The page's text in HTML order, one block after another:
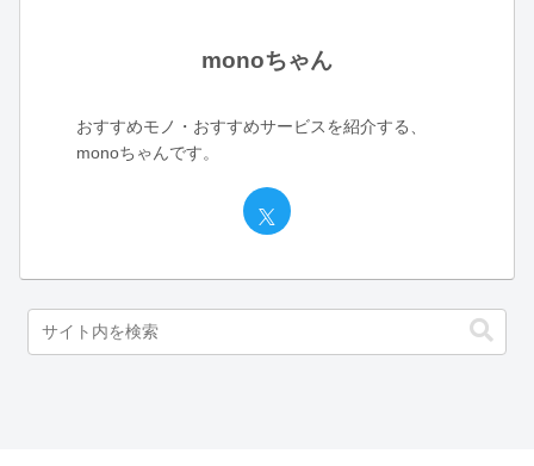
monoちゃん
おすすめモノ・おすすめサービスを紹介する、
monoちゃんです。